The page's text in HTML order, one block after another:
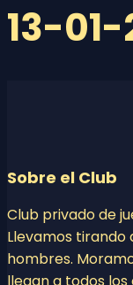
13-
Sobre el Club
Club privado de
Llevamos tirando
hombres.